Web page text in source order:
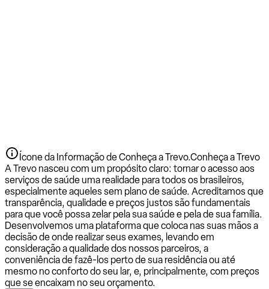
Ícone da Informação de Conheça a Trevo.Conheça a Trevo
A Trevo nasceu com um propósito claro: tornar o acesso aos
serviços de saúde uma realidade para todos os brasileiros,
especialmente aqueles sem plano de saúde. Acreditamos que
transparência, qualidade e preços justos são fundamentais
para que você possa zelar pela sua saúde e pela de sua família.
Desenvolvemos uma plataforma que coloca nas suas mãos a
decisão de onde realizar seus exames, levando em
consideração a qualidade dos nossos parceiros, a
conveniência de fazê-los perto de sua residência ou até
mesmo no conforto do seu lar, e, principalmente, com preços
que se encaixam no seu orçamento.